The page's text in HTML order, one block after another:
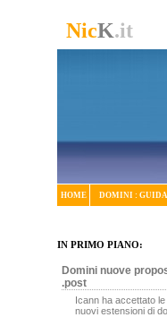
NicK.it
HOME DOMINI : GUIDA
IN PRIMO PIANO:
Domini nuove
.post
Icann ha accettato
nuovi estensioni di